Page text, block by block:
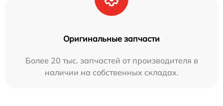
Оригинальные запчасти
Более 20 тыс. запчастей от производителя в
наличии на собственных складах.